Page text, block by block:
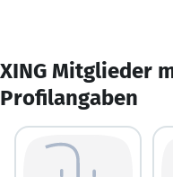
XING Mitglieder
Profilangaben